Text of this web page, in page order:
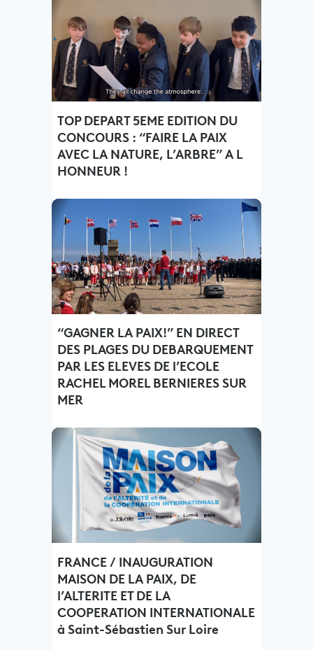
TOP DEPART 5EME EDITION DU
CONCOURS : “FAIRE LA PAIX
AVEC LA NATURE, L’ARBRE” A L
HONNEUR !
“GAGNER LA PAIX!” EN DIRECT
DES PLAGES DU DEBARQUEMENT
PAR LES ELEVES DE l’ECOLE
RACHEL MOREL BERNIERES SUR
MER
FRANCE / INAUGURATION
MAISON DE LA PAIX, DE
l’ALTERITE ET DE LA
COOPERATION INTERNATIONALE
à Saint-Sébastien Sur Loire